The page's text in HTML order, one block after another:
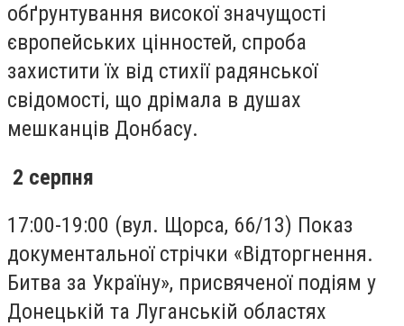
обґрунтування високої значущості
європейських цінностей, спроба
захистити їх від стихії радянської
свідомості, що дрімала в душах
мешканців Донбасу.
2 серпня
17:00-19:00 (вул. Щорса, 66/13) Показ
документальної стрічки «Відторгнення.
Битва за Україну», присвяченої подіям у
Донецькій та Луганській областях